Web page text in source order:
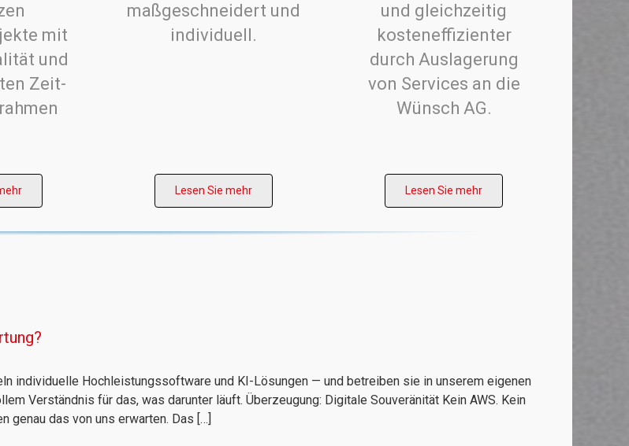
mit
und
Zeit-
maßgeschneidert und
individuell.
Lesen Sie mehr
und gleichzeitig
kosteneffizienter
durch Auslagerung
von Services an die
Wünsch AG.
Lesen Sie mehr
individuelle Hochleistungssoftware und KI-Lösungen — und betreiben sie in unserem eigenen
Verständnis für das, was darunter läuft. Überzeugung: Digitale Souveränität Kein AWS. Kein
genau das von uns erwarten. Das […]